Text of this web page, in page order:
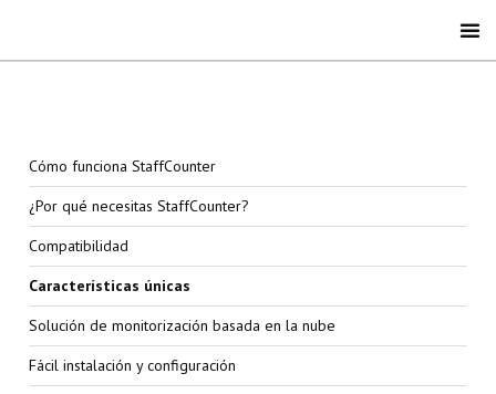
Cómo funciona StaffCounter
¿Por qué necesitas StaffCounter?
Compatibilidad
Características únicas
Solución de monitorización basada en la nube
Fácil instalación y configuración